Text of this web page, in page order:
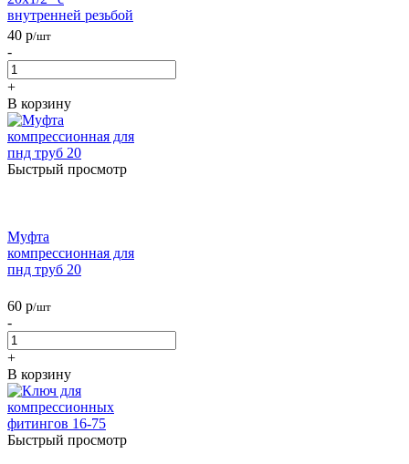
внутренней резьбой
40 р/шт
-
+
В корзину
Быстрый просмотр
Муфта
компрессионная для
пнд труб 20
60 р/шт
-
+
В корзину
Быстрый просмотр